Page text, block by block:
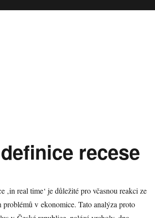
recese
real time‘ je důležité pro včasnou reakci ze
v ekonomice. Tato analýza proto